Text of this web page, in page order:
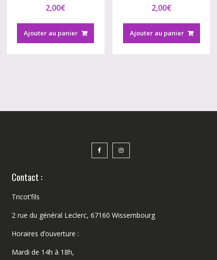
2,00€
Ajouter au panier
2,00€
Ajouter au panier
Contact :
Tricot’fils
2 rue du général Leclerc, 67160 Wissembourg
Horaires d’ouverture :
Mardi de 14h à 18h,